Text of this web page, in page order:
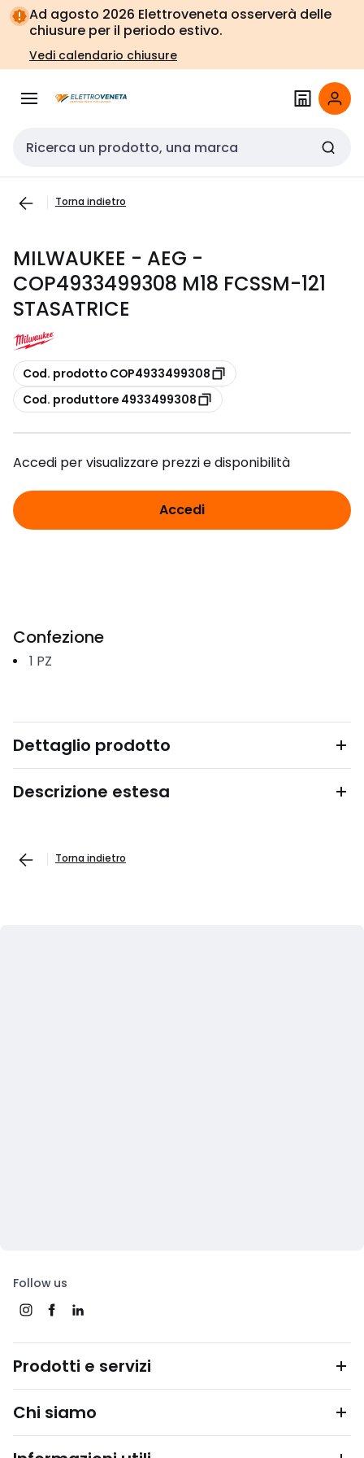
Vai alla
navigazione
Vai
alla
pagina
Ad agosto 2026 Elettroveneta osserverà delle
chiusure per il periodo estivo.
Vedi calendario chiusure
Cerca input
Torna indietro
MILWAUKEE - AEG -
COP4933499308 M18 FCSSM-121
STASATRICE
copia
Cod. prodotto COP4933499308
copia
Cod. produttore 4933499308
Accedi per visualizzare prezzi e disponibilità
Accedi
Confezione
1 PZ
Dettaglio prodotto
Descrizione estesa
Torna indietro
Follow us
Prodotti e servizi
Chi siamo